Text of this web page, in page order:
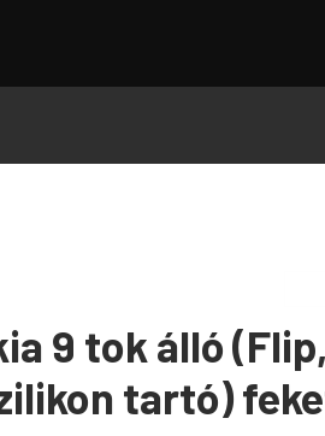
9 tok álló (Flip,
tartó)